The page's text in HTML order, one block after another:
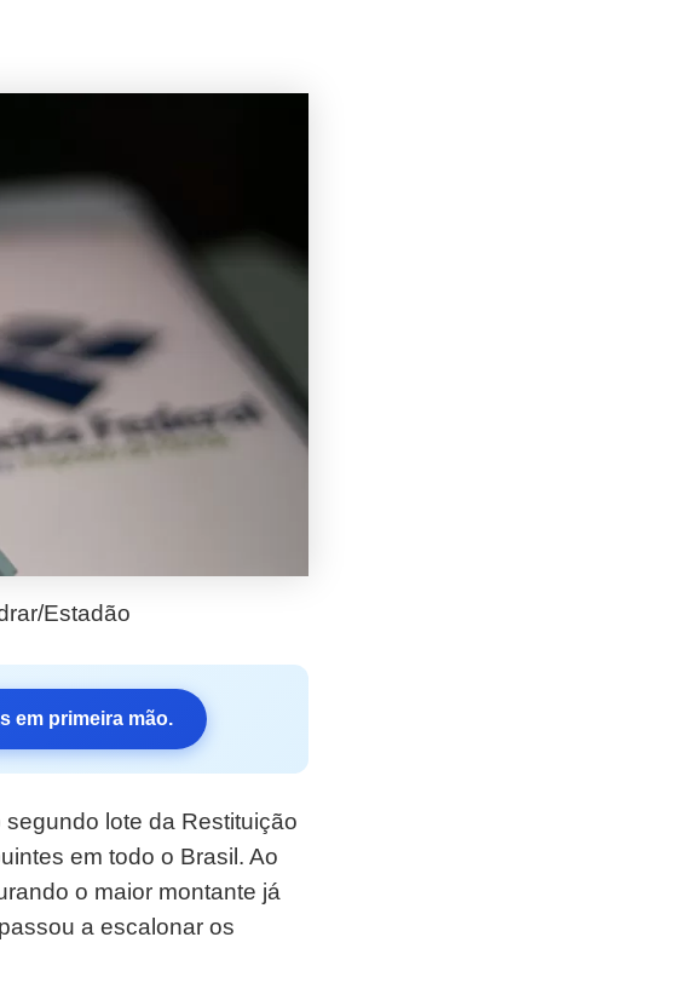
Estadão
em primeira mão.
lote da Restituição
em todo o Brasil. Ao
o maior montante já
a escalonar os